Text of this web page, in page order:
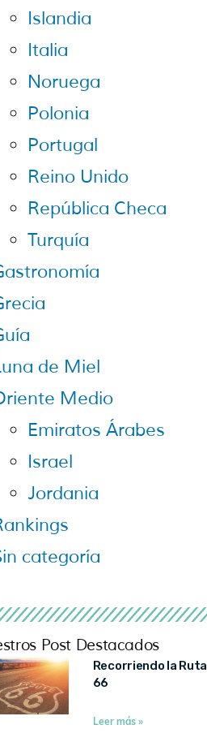
Islandia
Italia
Noruega
Polonia
Portugal
Reino Unido
República Checa
Turquía
de Miel
Medio
Emiratos Árabes
Israel
Jordania
categoría
Post Destacados
Recorriendo la Ruta
66
Leer más »